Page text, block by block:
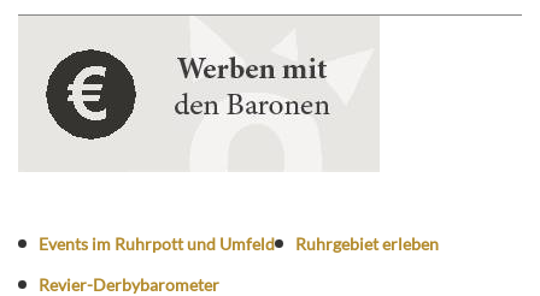
Events im Ruhrpott und Umfeld
Ruhrgebiet erleben
Revier-Derbybarometer